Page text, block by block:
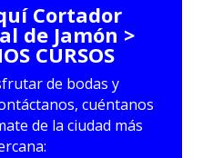
Cortador
de Jamón >
CURSOS
de bodas y
cuéntanos
de la ciudad más